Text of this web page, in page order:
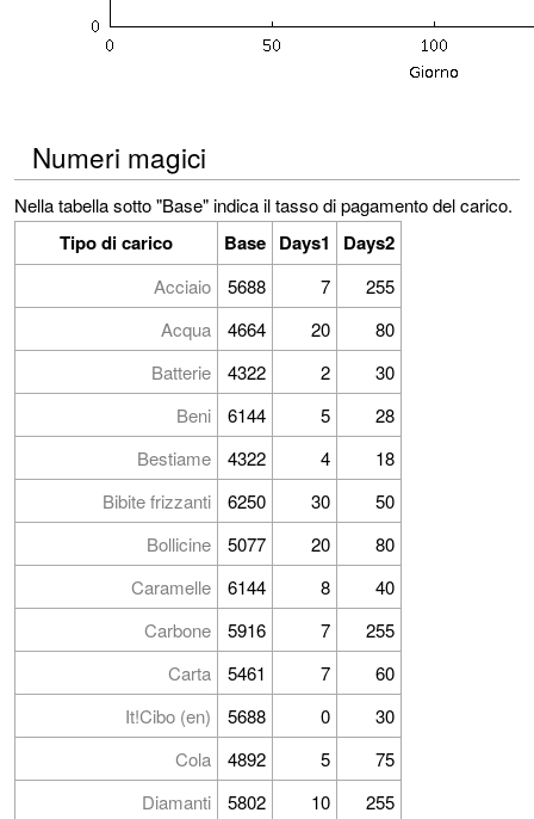
Numeri magici
Nella tabella sotto "Base" indica il tasso di pagamento del carico.
Tipo di carico Base Days1 Days2
Acciaio 5688 7
255
Acqua
4664 20
80
Batterie
4322 2
30
Beni
6144 5
28
Bestiame
4322 4
18
Bibite frizzanti
6250 30
50
Bollicine
5077 20
80
Caramelle
6144 8
40
Carbone
5916 7
255
Carta
5461 7
60
It!Cibo (en)
5688 0
30
Cola
4892 5
75
Diamanti
5802 10
255